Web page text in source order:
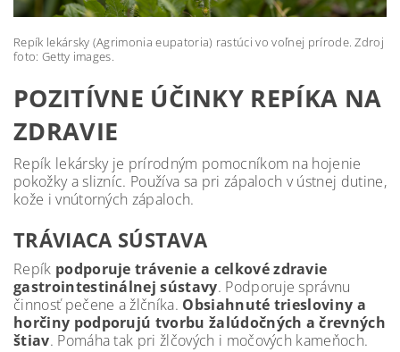
Repík lekársky (Agrimonia eupatoria) rastúci vo voľnej prírode. Zdroj
foto: Getty images.
POZITÍVNE ÚČINKY REPÍKA NA
ZDRAVIE
Repík lekársky je prírodným pomocníkom na hojenie
pokožky a slizníc. Používa sa pri zápaloch v ústnej dutine,
kože i vnútorných zápaloch.
TRÁVIACA SÚSTAVA
Repík podporuje trávenie a celkové zdravie
gastrointestinálnej sústavy. Podporuje správnu
činnosť pečene a žlčníka. Obsiahnuté triesloviny a
horčiny podporujú tvorbu žalúdočných a črevných
štiav. Pomáha tak pri žlčových i močových kameňoch.